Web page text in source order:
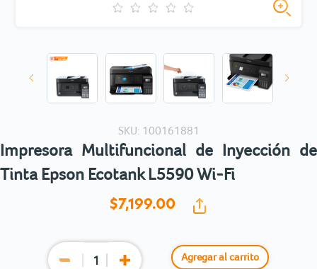
SKU: 100161881
Impresora Multifuncional de Inyección de
Tinta Epson Ecotank L5590 Wi-Fi
$7,199.00
Agregar al carrito